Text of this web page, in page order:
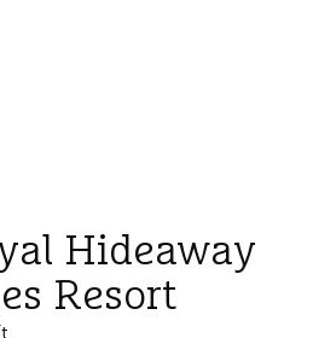
Hideaway
Resort